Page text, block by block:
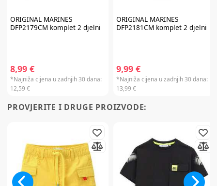
ORIGINAL MARINES
DFP2179CM komplet 2 djelni
8,99 €
*Najniža cijena u zadnjih 30 dana:
12,59 €
ORIGINAL MARINES
DFP2181CM komplet 2 djelni
9,99 €
*Najniža cijena u zadnjih 30 dana:
13,99 €
PROVJERITE I DRUGE PROIZVODE: